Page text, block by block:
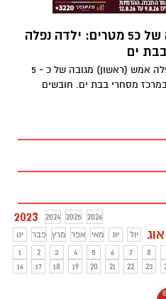
מגובה של כ5 מטרים: ילדה נפלה
ים
ילדה נפלה אמש (ראשון) מגובה של כ - 5
מסחרי בבת ים. חובשים
2023 2024 2025
2026
ינו
פבר מרץ אפר מאי יונ יול אוג
1
2 3 4 5 6 7 8
16
17 18 19 20 21 22 23